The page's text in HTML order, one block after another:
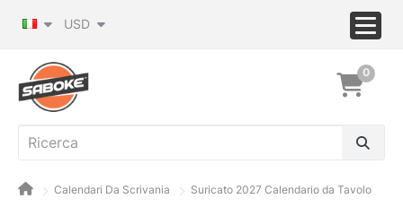
USD
0
Calendari Da Scrivania Suricato 2027 Calendario da Tavolo